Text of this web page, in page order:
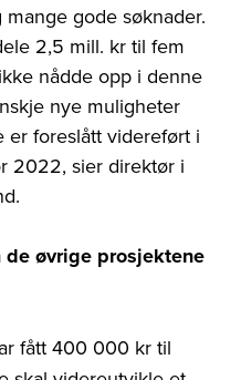
gode søknader.
2,5 mill. kr til fem
nådde opp i denne
nye muligheter
er foreslått videreført i
2022, sier direktør i
øvrige prosjektene
fått 400 000 kr til